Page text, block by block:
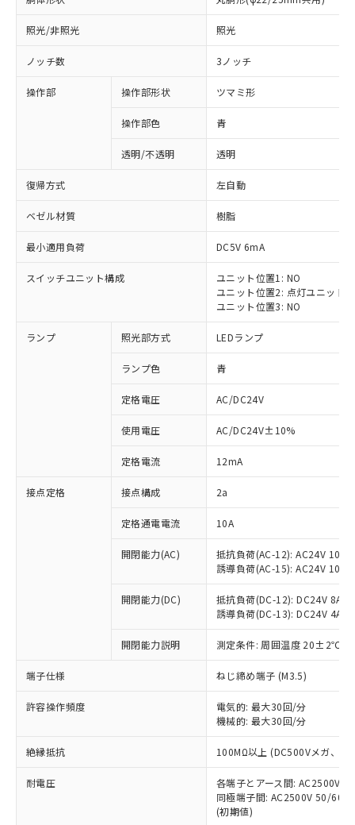
照光/非照光 照光
ノッチ数 3ノッチ
操作部 操作部形状 ツマミ形
操作部色 青
透明/不透明 透明
復帰方式 左自動
ベゼル材質 樹脂
最小適用負荷 DC5V 6mA
スイッチユニット構成
ユニット位置1: NO
ユニット位置2: 点灯ユニット
ユニット位置3: NO
ランプ 照光部方式 LEDランプ
ランプ色 青
定格電圧 AC/DC24V
使用電圧 AC/DC24V±10%
定格電流 12mA
接点定格 接点構成 2a
定格通電電流 10A
開閉能力(AC)
抵抗負荷(AC-12): AC24V 10A/
誘導負荷(AC-15): AC24V
開閉能力(DC)
抵抗負荷(DC-12): DC24V 8A/
誘導負荷(DC-13): DC24V 4A/
開閉能力説明 測定条件: 周囲温度 20±2℃、
端子仕様 ねじ締め端子 (M3.5)
許容操作頻度
電気的: 最大30回/分
機械的: 最大30回/分
絶縁抵抗 100MΩ以上 (DC500Vメガ、点
耐電圧
各端子とアース間: AC2500V
同極端子間: AC2500V 50/
(初期値)
ご利用条件
以下の条件をお読みいただき、同意のうえ
ご利用ください。
本サービスは、当社制御機器事業取扱
商品の当社在庫状況および標準価格
(税抜)を提供させていただくもので
当社制御機器事業取扱商品の中には、
本サービスの対象外となる商品もある
ことをご了承ください。
在庫状況および標準価格照会結果は、
記載している更新日時点での社内デー
タに基づき作成されるものであり、閲
覧された時点での実際の在庫および標
準価格とは異なる場合があることをご
※1 対応状況
対応済み：EU RoHS指令（10物質）の
非含有に対応した製品が提供可能な商品で
す。
対応予定：EU RoHS指令（10物質）の非含
有に対応した製品に切り替える予定のある
対応予定なし：EU RoHS指令（10物質）の
非含有に非対応の商品で、対応品を出す予
定はありません。
調査・確認中：EU RoHS指令（10物質）の
非含有の対応状況を調査中または確認中の
非該当品：ライセンス料など無形物で、有
害物質有無と関係のない商品です。
仕入先様の事情により、非含有部品として
いたものが、含有品と判明した場合などや
むを得ず変更することがあります。
六価クロム(Cr(Ⅵ)) 1000ppm以下、ポリ臭化ビフェニル
類(PBB) 1000ppm以下、ポリ臭化ジフェニルエーテル類
「○」：最大均質材料含有率が中国RoHSの
基準値以下であることを示します。
「×」：最大均質材料含有率が中国RoHSの
基準値を超えていることを示します。
「－」：未確認です。当社販売部門へお問
*中国RoHS10物質の基準値 (GB/T26572)：
Pb(鉛) :1000ppm、 Hg(水銀) : 1000ppm、 Cd(カドミウ
Cr(Ⅵ)(六価クロム) : 1000ppm、 PBBs(ポリ臭化ビフェ
当社は、これら貴社製品のうち、外国
為替および外国貿易法に定める商品
（以下｢規制貨物等」という）を輸出
または国外への提供する場合は、日本
国政府の輸出許可(または役務取引許
可)を取得するなどの必要な手続きを